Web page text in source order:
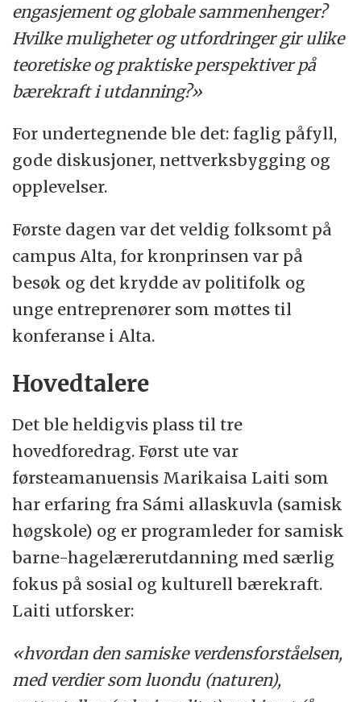
engasjement og globale sammenhenger?
Hvilke muligheter og utfordringer gir ulike
teoretiske og praktiske perspektiver på
bærekraft i utdanning?»
For undertegnende ble det: faglig påfyll,
gode diskusjoner, nettverksbygging og
opplevelser.
Første dagen var det veldig folksomt på
campus Alta, for kronprinsen var på
besøk og det krydde av politifolk og
unge entreprenører som møttes til
konferanse i Alta.
Hovedtalere
Det ble heldigvis plass til tre
hovedforedrag. Først ute var
førsteamanuensis Marikaisa Laiti som
har erfaring fra Sámi allaskuvla (samisk
høgskole) og er programleder for samisk
barne-hagelærerutdanning med særlig
fokus på sosial og kulturell bærekraft.
Laiti utforsker:
«hvordan den samiske verdensforståelsen,
med verdier som luondu (naturen),